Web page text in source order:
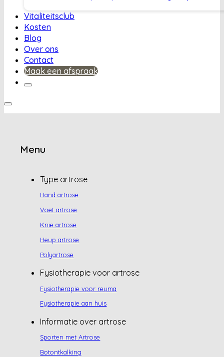
Vitaliteitsclub
Kosten
Blog
Over ons
Contact
Maak een afspraak
Menu
Type artrose
Hand artrose
Voet artrose
Knie artrose
Heup artrose
Polyartrose
Fysiotherapie voor artrose
Fysiotherapie voor reuma
Fysiotherapie aan huis
Informatie over artrose
Sporten met Artrose
Botontkalking